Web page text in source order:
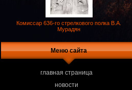
Комиссар 636-го стрелкового полка В.А.
Мурадян
Меню сайта
главная страница
новости